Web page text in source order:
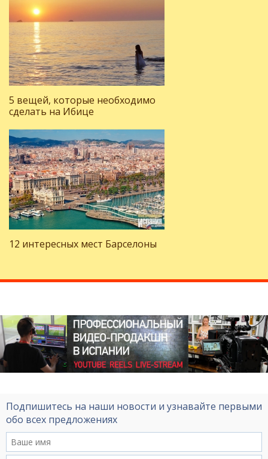
5 вещей, которые необходимо
сделать на Ибице
12 интересных мест Барселоны
Подпишитесь на наши новости и узнавайте первыми
обо всех предложениях